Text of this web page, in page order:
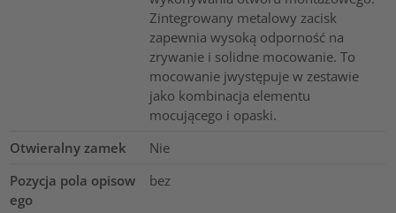
Zintegrowany metalowy zacisk
zapewnia wysoką odporność na
zrywanie i solidne mocowanie. To
mocowanie jwystępuje w zestawie
jako kombinacja elementu
mocującego i opaski.
Otwieralny zamek
Nie
Pozycja pola opisow
ego
bez